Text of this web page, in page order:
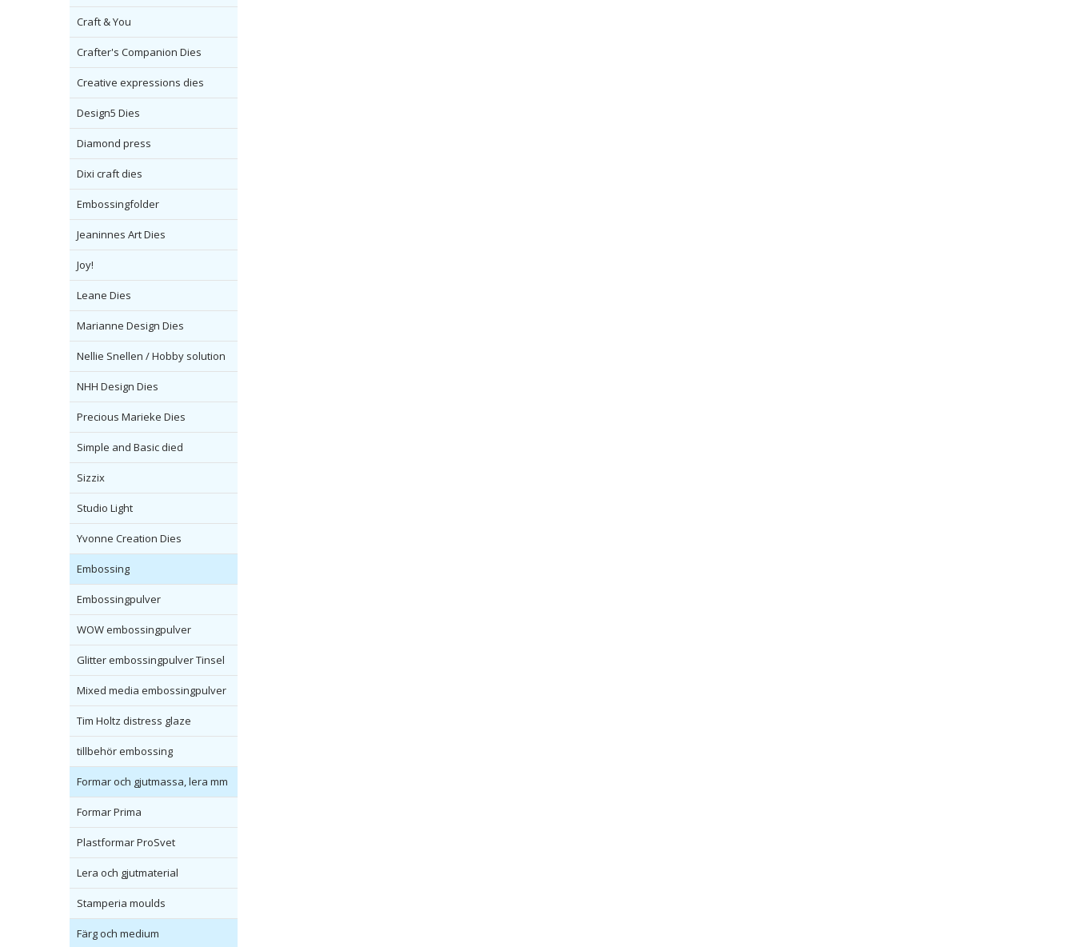
Craft & You
Crafter's Companion Dies
Creative expressions dies
Design5 Dies
Diamond press
Dixi craft dies
Embossingfolder
Jeaninnes Art Dies
Joy!
Leane Dies
Marianne Design Dies
Nellie Snellen / Hobby solution
NHH Design Dies
Precious Marieke Dies
Simple and Basic died
Sizzix
Studio Light
Yvonne Creation Dies
Embossing
Embossingpulver
WOW embossingpulver
Glitter embossingpulver Tinsel
Mixed media embossingpulver
Tim Holtz distress glaze
tillbehör embossing
Formar och gjutmassa, lera mm
Formar Prima
Plastformar ProSvet
Lera och gjutmaterial
Stamperia moulds
Färg och medium